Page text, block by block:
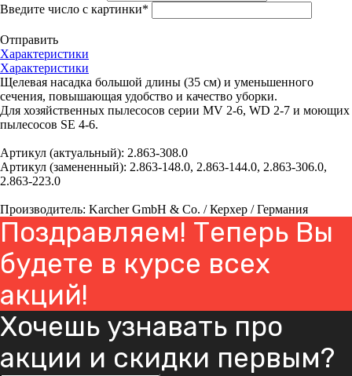
Введите число с картинки*
Отправить
Характеристики
Характеристики
Щелевая насадка большой длины (35 см) и уменьшенного
сечения, повышающая удобство и качество уборки.
Для хозяйственных пылесосов серии MV 2-6, WD 2-7 и моющих
пылесосов SE 4-6.
Артикул (актуальный): 2.863-308.0
Артикул (замененный): 2.863-148.0, 2.863-144.0, 2.863-306.0,
2.863-223.0
Производитель: Karcher GmbH & Co. / Керхер / Германия
Поздравляем! Теперь Вы
будете в курсе всех
акций!
Хочешь узнавать про
акции и скидки первым?